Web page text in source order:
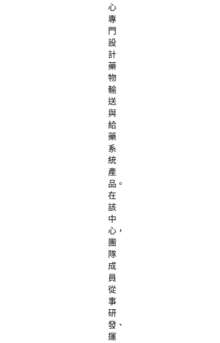
心
專
門
設
計
藥
物
輸
送
與
給
藥
系
統
產
品。
在
該
中
心，
團
隊
成
員
從
事
研
發、
運